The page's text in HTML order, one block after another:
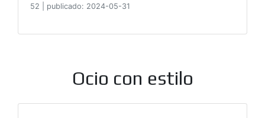
52 publicado: 2024-05-31
Ocio con estilo